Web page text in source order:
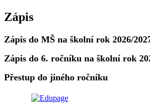
Zápis
Zápis do MŠ na školní rok 2026/
Zápis do 6. ročníku na školní rok
Přestup do jiného ročníku